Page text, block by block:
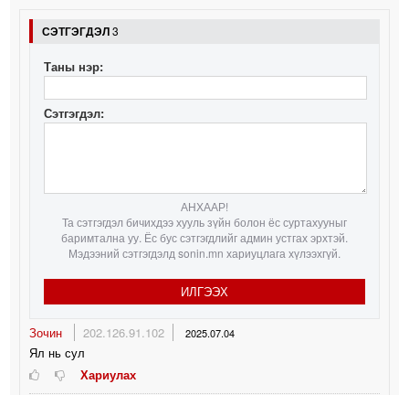
СЭТГЭГДЭЛ3
Таны нэр:
Сэтгэгдэл:
АНХААР!
Та сэтгэгдэл бичихдээ хууль зүйн болон ёс суртахууныг
баримтална уу. Ёс бус сэтгэгдлийг админ устгах эрхтэй.
Мэдээний сэтгэгдэлд sonin.mn хариуцлага хүлээхгүй.
ИЛГЭЭХ
Зочин 202.126.91.102 2025.07.04
Ял нь сул
Хариулах